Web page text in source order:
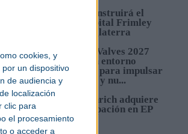
cookies, y
un dispositivo
de audiencia y
localización
clic para
el procesamiento
o acceder a
Sacyr construirá el
nuevo Hospital Frimley
Park en Inglaterra
4.
Pumps&Valves 2027
ofrecerá un entorno
estratégico para impulsar
inversiones y nu...
5.
Jungheinrich adquiere
una participación en EP
Equipment